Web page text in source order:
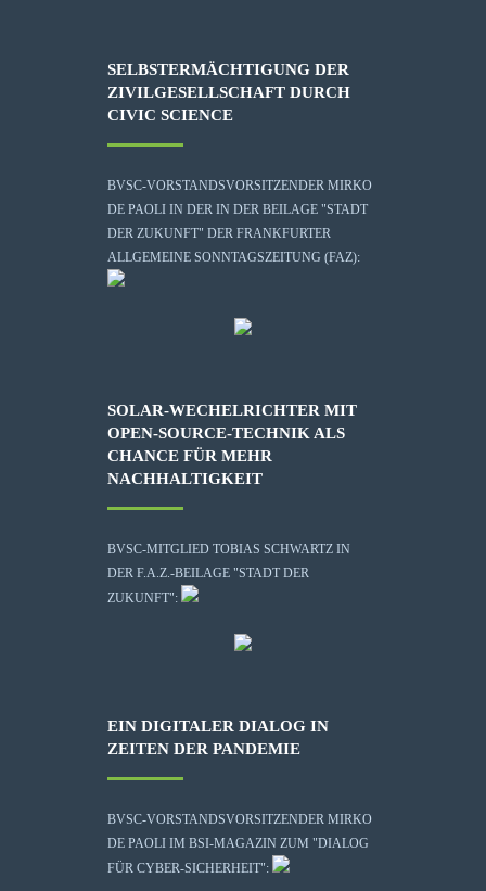
SELBSTERMÄCHTIGUNG DER
ZIVILGESELLSCHAFT DURCH
CIVIC SCIENCE
BVSC-VORSTANDSVORSITZENDER MIRKO
DE PAOLI IN DER IN DER BEILAGE "STADT
DER ZUKUNFT" DER FRANKFURTER
ALLGEMEINE SONNTAGSZEITUNG (FAZ):
SOLAR-WECHELRICHTER MIT
OPEN-SOURCE-TECHNIK ALS
CHANCE FÜR MEHR
NACHHALTIGKEIT
BVSC-MITGLIED TOBIAS SCHWARTZ IN
DER F.A.Z.-BEILAGE "STADT DER
ZUKUNFT":
EIN DIGITALER DIALOG IN
ZEITEN DER PANDEMIE
BVSC-VORSTANDSVORSITZENDER MIRKO
DE PAOLI IM BSI-MAGAZIN ZUM "DIALOG
FÜR CYBER-SICHERHEIT":